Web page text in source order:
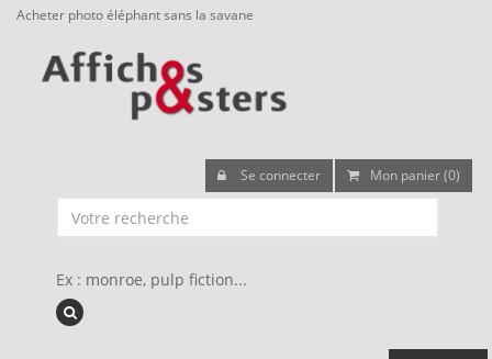
Acheter photo éléphant sans la savane
Se connecter Mon panier (0)
Ex : monroe, pulp fiction...